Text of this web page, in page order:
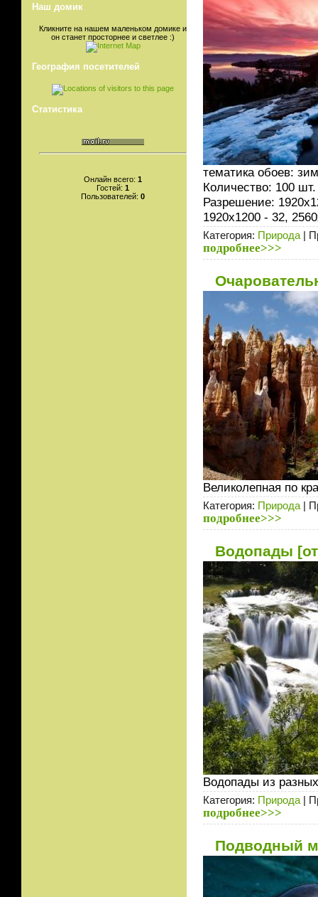
Наш домик
Кликните на нашем маленьком домике и
он станет просторнее и светлее :)
География посетителей
Статистика
Онлайн всего: 1
Гостей: 1
Пользователей: 0
тематика обоев:
Количество: 100 шт.
Разрешение:
1920х1200 - 32,
Категория: Природа |
подробнее>>>
Великолепная по
Категория: Природа |
подробнее>>>
Водопады [от
Водопады из
Категория: Природа |
подробнее>>>
Подводный